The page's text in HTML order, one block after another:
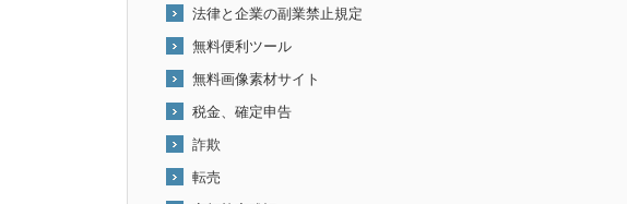
法律と企業の副業禁止規定
無料便利ツール
無料画像素材サイト
税金、確定申告
詐欺
転売